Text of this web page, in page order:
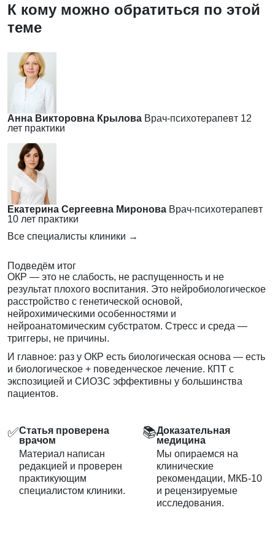
К кому можно обратиться по этой
теме
Анна Викторовна Крылова Врач-психотерапевт 12
лет практики
Екатерина Сергеевна Миронова Врач-психотерапевт
10 лет практики
Все специалисты клиники →
Подведём итог
ОКР — это не слабость, не распущенность и не
результат плохого воспитания. Это нейробиологическое
расстройство с генетической основой,
нейрохимическими особенностями и
нейроанатомическим субстратом. Стресс и среда —
триггеры, не причины.
И главное: раз у ОКР есть биологическая основа — есть
и биологическое + поведенческое лечение. КПТ с
экспозицией и СИОЗС эффективны у большинства
пациентов.
✅Статья проверена
врачом
Материал написан
редакцией и проверен
практикующим
специалистом клиники.
📚Доказательная
медицина
Мы опираемся на
клинические
рекомендации, МКБ-10
и рецензируемые
исследования.